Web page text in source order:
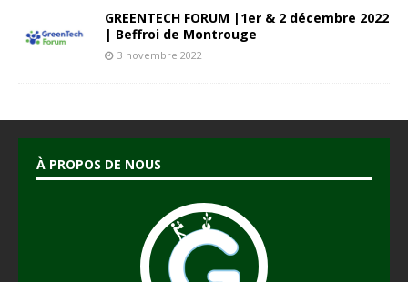
GREENTECH FORUM |1er & 2 décembre 2022
| Beffroi de Montrouge
3 novembre 2022
À PROPOS DE NOUS